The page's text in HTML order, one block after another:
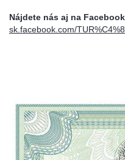
Nájdete nás aj na
sk.facebook.com/